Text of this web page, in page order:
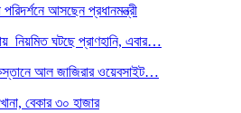
আসছেন প্রধানমন্ত্রী
নিয়মিত ঘটছে প্রাণহানি, এবার…
আল জাজিরার ওয়েবসাইট…
বেকার ৩০ হাজার